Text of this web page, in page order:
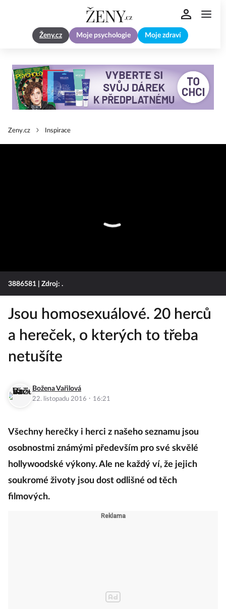
Ženy.cz Moje psychologie Moje zdraví
Zeny.cz Inspirace
3886581 | Zdroj: .
Jsou homosexuálové. 20 herců
a hereček, o kterých to třeba
netušíte
Božena Vařilová
22. listopadu 2016 · 16:21
Všechny herečky i herci z našeho seznamu jsou
osobnostmi známými především pro své skvělé
hollywoodské výkony. Ale ne každý ví, že jejich
soukromé životy jsou dost odlišné od těch
filmových.